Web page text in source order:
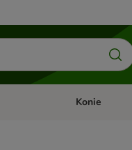
kategorii: Akwarystyka
Otwórz menu
Konie